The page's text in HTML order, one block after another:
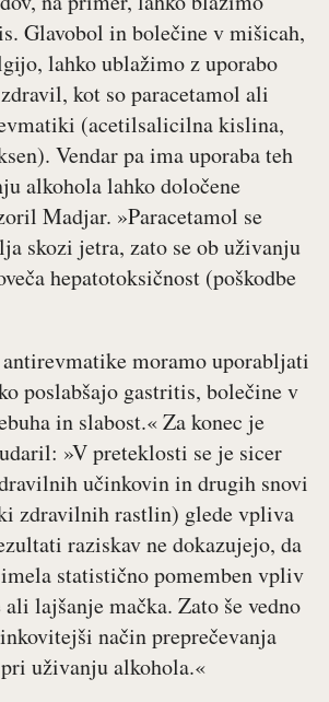
Glavobol in bolečine v mišicah,
lahko ublažimo z uporabo
kot so paracetamol ali
(acetilsalicilna kislina,
Vendar pa ima uporaba teh
alkohola lahko določene
Madjar. »Paracetamol se
skozi jetra, zato se ob uživanju
hepatotoksičnost (poškodbe
moramo uporabljati
poslabšajo gastritis, bolečine v
in slabost.« Za konec je
»V preteklosti se je sicer
učinkovin in drugih snovi
zdravilnih rastlin) glede vpliva
raziskav ne dokazujejo, da
statistično pomemben vpliv
lajšanje mačka. Zato še vedno
način preprečevanja
uživanju alkohola.«